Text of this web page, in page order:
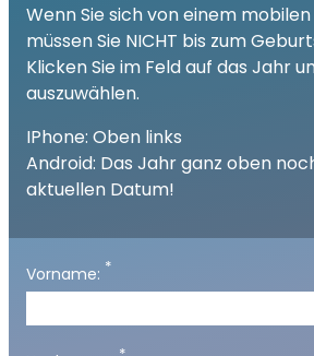
Wenn Sie sich von einem
müssen Sie NICHT bis zum
Klicken Sie im Feld auf das Jahr
auszuwählen.
IPhone: Oben links
Android: Das Jahr ganz oben
aktuellen Datum!
Vorname: *